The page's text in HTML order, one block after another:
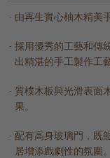
由再生實心柚木精美
採用優秀的工藝和傳
出精湛的手工製作工藝
質樸木板與光滑表面
果。
配有高身玻璃門，既
居增添戲劇性的氛圍。